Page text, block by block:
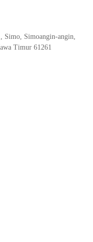
Simo, Simoangin-angin,
Timur 61261